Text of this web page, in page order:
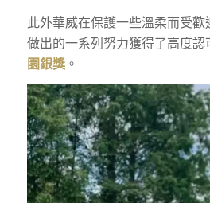
此外華威在保護一些溫柔而受
做出的一系列努力獲得了高度
園銀獎。